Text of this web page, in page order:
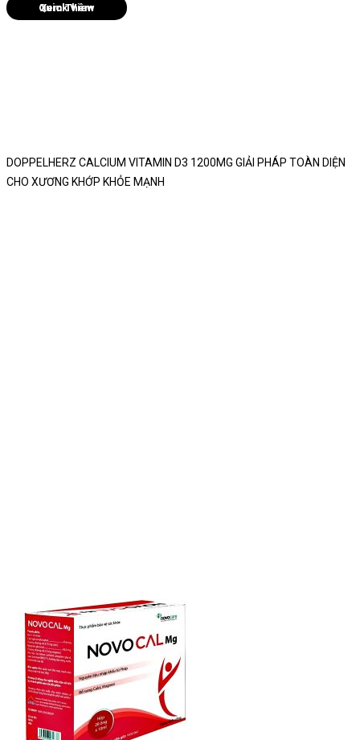
Quick View
DOPPELHERZ CALCIUM VITAMIN D3 1200MG GIẢI PHÁP TOÀN DIỆN
CHO XƯƠNG KHỚP KHỎE MẠNH